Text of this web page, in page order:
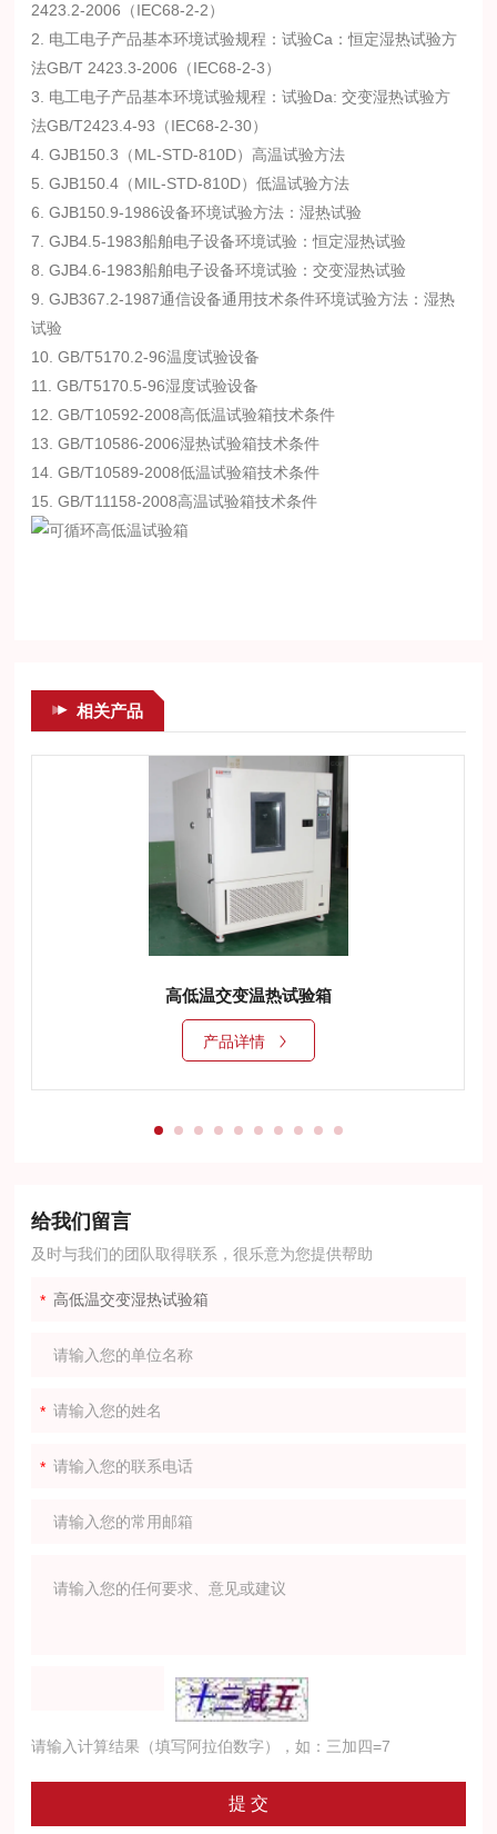
2423.2-2006（IEC68-2-2）
2. 电工电子产品基本环境试验规程：试验Ca：恒定湿热试验方
法GB/T 2423.3-2006（IEC68-2-3）
3. 电工电子产品基本环境试验规程：试验Da: 交变湿热试验方
法GB/T2423.4-93（IEC68-2-30）
4. GJB150.3（ML-STD-810D）高温试验方法
5. GJB150.4（MIL-STD-810D）低温试验方法
6. GJB150.9-1986设备环境试验方法：湿热试验
7. GJB4.5-1983船舶电子设备环境试验：恒定湿热试验
8. GJB4.6-1983船舶电子设备环境试验：交变湿热试验
9. GJB367.2-1987通信设备通用技术条件环境试验方法：湿热
试验
10. GB/T5170.2-96温度试验设备
11. GB/T5170.5-96湿度试验设备
12. GB/T10592-2008高低温试验箱技术条件
13. GB/T10586-2006湿热试验箱技术条件
14. GB/T10589-2008低温试验箱技术条件
15. GB/T11158-2008高温试验箱技术条件
相关产品
高低温交变温热试验箱
产品详情
给我们留言
及时与我们的团队取得联系，很乐意为您提供帮助
请输入计算结果（填写阿拉伯数字），如：三加四=7